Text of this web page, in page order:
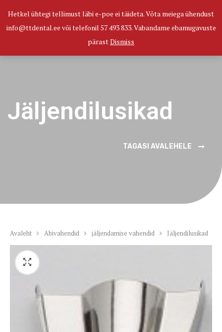
0
Jäljendilusikad
TAGASI AVALEHELE
Avaleht Abivahendid jäljendamise vahendid Jäljendilusikad
Hetkel ühtegi tellimust läbi e-poe ei täideta. Võta meiega ühendust
info@ttdental.ee või telefonil 57 493 833. Vabandame ebamugavuste
pärastDismiss